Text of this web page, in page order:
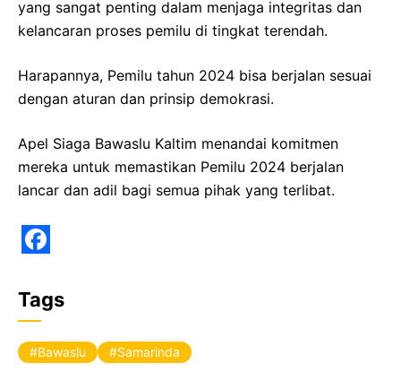
yang sangat penting dalam menjaga integritas dan
kelancaran proses pemilu di tingkat terendah.
Harapannya, Pemilu tahun 2024 bisa berjalan sesuai
dengan aturan dan prinsip demokrasi.
Apel Siaga Bawaslu Kaltim menandai komitmen
mereka untuk memastikan Pemilu 2024 berjalan
lancar dan adil bagi semua pihak yang terlibat.
a
c
e
Tags
Bawaslu Samarinda